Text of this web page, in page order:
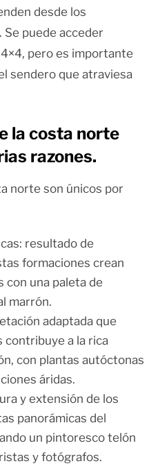
desde los
Se puede acceder
pero es importante
sendero que atraviesa
la costa norte
razones.
norte son únicos por
resultado de
formaciones crean
con una paleta de
marrón.
adaptada que
contribuye a la rica
con plantas autóctonas
áridas.
y extensión de los
panorámicas del
un pintoresco telón
y fotógrafos.